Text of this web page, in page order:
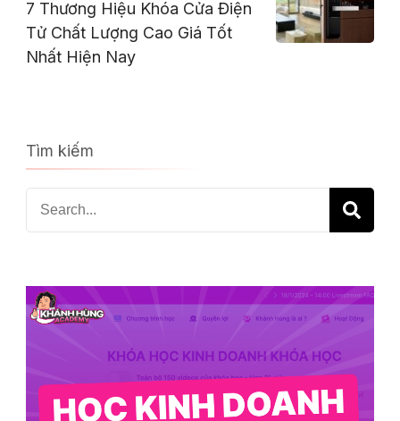
7 Thương Hiệu Khóa Cửa Điện
Tử Chất Lượng Cao Giá Tốt
Nhất Hiện Nay
Tìm kiếm
Search
for: